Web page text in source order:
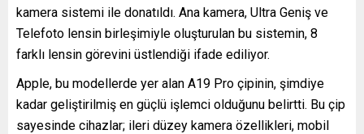
kamera sistemi ile donatıldı. Ana kamera, Ultra Geniş ve
Telefoto lensin birleşimiyle oluşturulan bu sistemin, 8
farklı lensin görevini üstlendiği ifade ediliyor.
Apple, bu modellerde yer alan A19 Pro çipinin, şimdiye
kadar geliştirilmiş en güçlü işlemci olduğunu belirtti. Bu çip
sayesinde cihazlar; ileri düzey kamera özellikleri, mobil